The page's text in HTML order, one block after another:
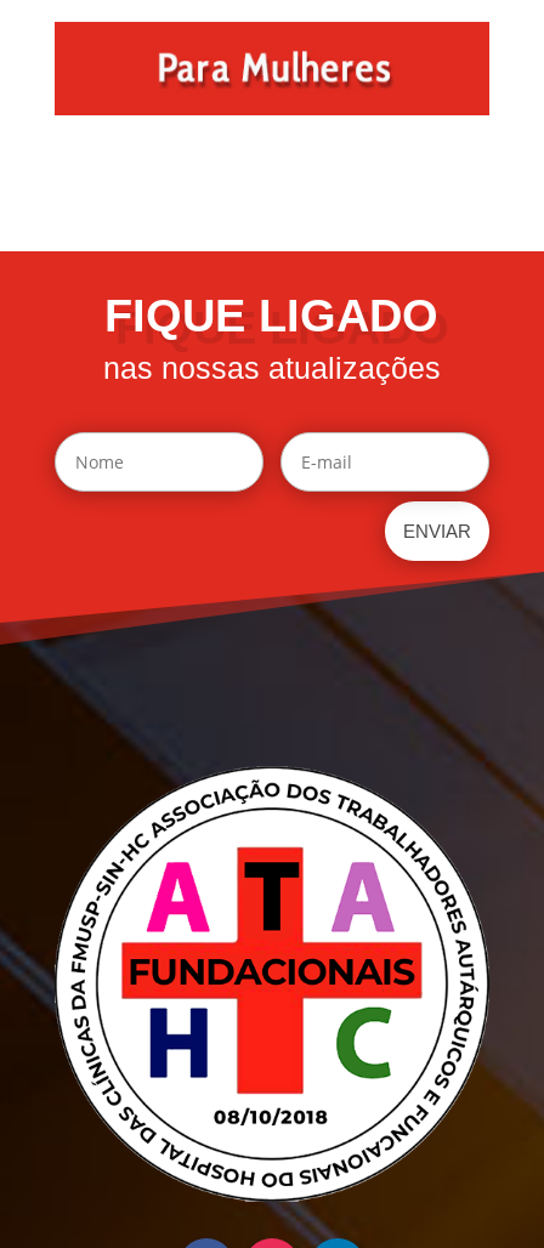
FIQUE LIGADO
nas nossas atualizações